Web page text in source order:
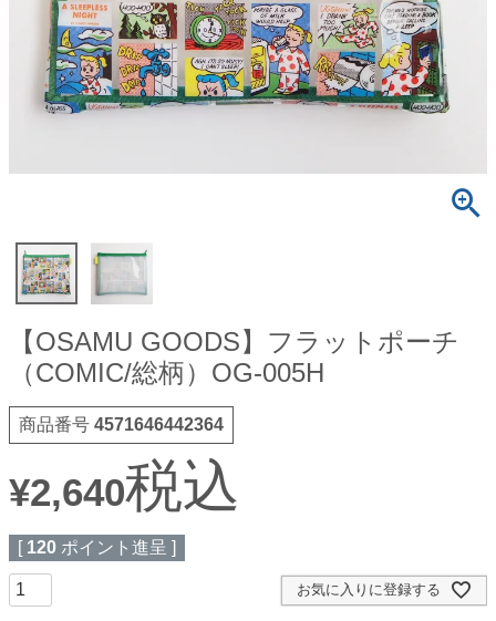
【OSAMU GOODS】フラットポーチ
（COMIC/総柄）OG-005H
商品番号 4571646442364
¥2,640税込
[ 120 ポイント進呈 ]
お気に入りに登録する